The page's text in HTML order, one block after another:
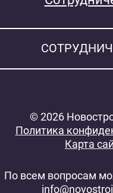
© 2026
Политика
Карта
По всем вопросам